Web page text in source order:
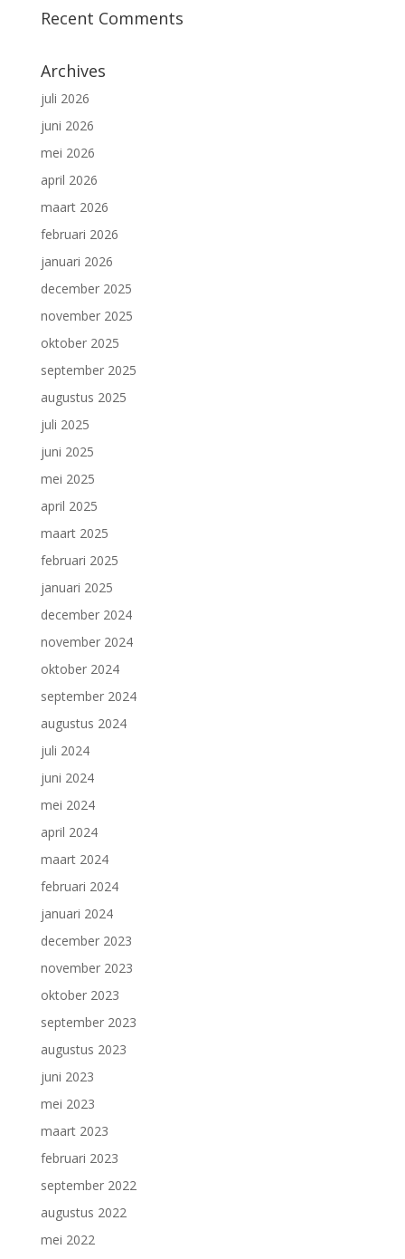
Recent Comments
Archives
juli 2026
juni 2026
mei 2026
april 2026
maart 2026
februari 2026
januari 2026
december 2025
november 2025
oktober 2025
september 2025
augustus 2025
juli 2025
juni 2025
mei 2025
april 2025
maart 2025
februari 2025
januari 2025
december 2024
november 2024
oktober 2024
september 2024
augustus 2024
juli 2024
juni 2024
mei 2024
april 2024
maart 2024
februari 2024
januari 2024
december 2023
november 2023
oktober 2023
september 2023
augustus 2023
juni 2023
mei 2023
maart 2023
februari 2023
september 2022
augustus 2022
mei 2022